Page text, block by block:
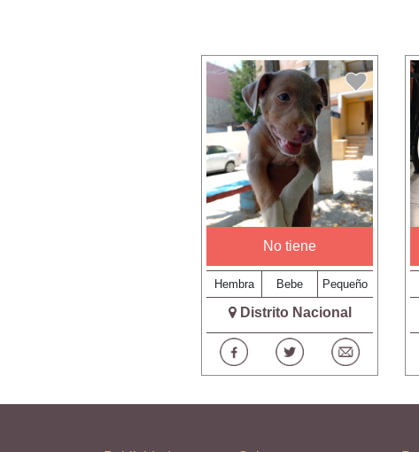
No tiene
Hembra Bebe Pequeño
Distrito Nacional